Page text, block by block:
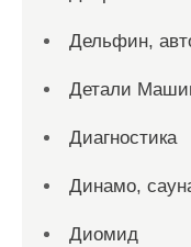
Дельфин,
Детали
Диагностика
Динамо,
Диомид